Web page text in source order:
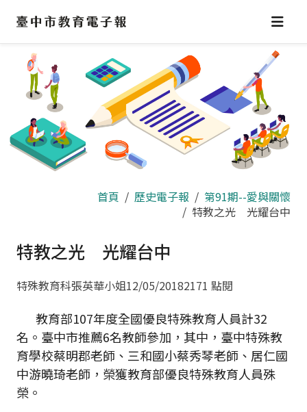
區
首頁 歷史電子報
第91期--愛與關懷
特教之光 光耀台中
特教之光 光耀台中
特殊教育科張英華小姐12/05/20182171 點閱
教育部107年度全國優良特殊教育人員計32
名。臺中市推薦6名教師參加，其中，臺中特殊教
育學校蔡明郡老師、三和國小蔡秀琴老師、居仁國
中游曉琦老師，榮獲教育部優良特殊教育人員殊
榮。